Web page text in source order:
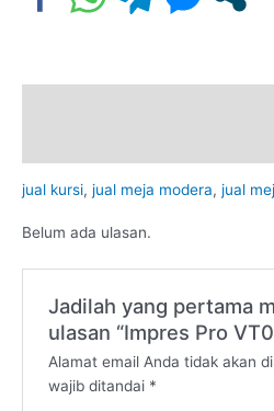
jual kursi, jual meja modera, jual
Belum ada ulasan.
Jadilah yang pertama
ulasan “Impres Pro
Alamat email Anda tidak akan
wajib ditandai *